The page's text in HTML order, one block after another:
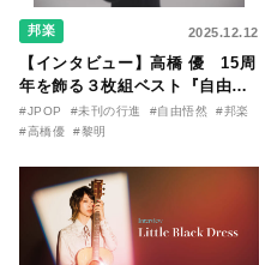
邦楽 2025.12.12
【インタビュー】高橋 優 15周
年を飾る３枚組ベスト『自由悟
然』がいよいよ発売。歌唱、歌
のテーマ、新曲についてなど、
#JPOP #未刊の行進 #自由悟然
#邦楽
#高橋優
#黎明